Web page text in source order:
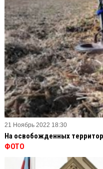
21 Ноябрь 2022 18:30
На освобожденных
ФОТО